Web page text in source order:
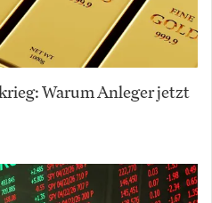
Warum Anleger jetzt